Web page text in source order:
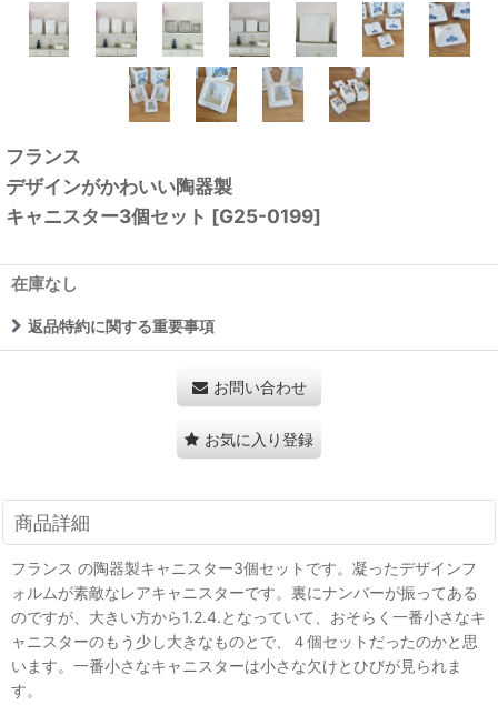
フランス
デザインがかわいい陶器製
キャニスター3個セット [G25-0199]
在庫なし
返品特約に関する重要事項
お問い合わせ
お気に入り登録
商品詳細
フランス の陶器製キャニスター3個セットです。凝ったデザインフ
ォルムが素敵なレアキャニスターです。裏にナンバーが振ってある
のですが、大きい方から1.2.4.となっていて、おそらく一番小さなキ
ャニスターのもう少し大きなものとで、４個セットだったのかと思
います。一番小さなキャニスターは小さな欠けとひびが見られま
す。